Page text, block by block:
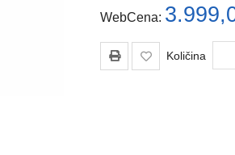
WebCena:
Količina